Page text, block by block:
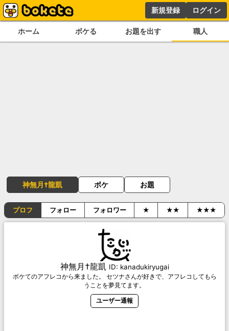
新規登録 ログイン
ホーム ボケる お題を出す 職人
神無月†龍凱 ボケ お題
プロフ フォロー フォロワー ★ ★★ ★★★
神無月†龍凱 ID: kanadukiryugai
ボケてのアフレコから来ました。 セツナさんが好きで、アフレコしてもら
うことを夢見てます。
ユーザー通報